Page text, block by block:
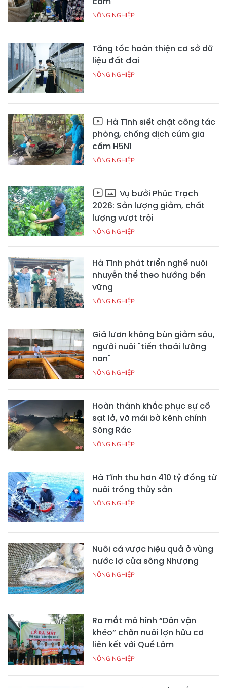
NÔNG NGHIỆP
Tăng tốc hoàn thiện cơ sở dữ
liệu đất đai
NÔNG NGHIỆP
Hà Tĩnh siết chặt công tác
phòng, chống dịch cúm gia
cầm H5N1
NÔNG NGHIỆP
Vụ bưởi Phúc Trạch
2026: Sản lượng giảm, chất
lượng vượt trội
NÔNG NGHIỆP
Hà Tĩnh phát triển nghề nuôi
nhuyễn thể theo hướng bền
vững
NÔNG NGHIỆP
Giá lươn không bùn giảm sâu,
người nuôi "tiến thoái lưỡng
nan"
NÔNG NGHIỆP
Hoàn thành khắc phục sự cố
sạt lở, vỡ mái bờ kênh chính
Sông Rác
NÔNG NGHIỆP
Hà Tĩnh thu hơn 410 tỷ đồng từ
nuôi trồng thủy sản
NÔNG NGHIỆP
Nuôi cá vược hiệu quả ở vùng
nước lợ cửa sông Nhượng
NÔNG NGHIỆP
Ra mắt mô hình “Dân vận
khéo” chăn nuôi lợn hữu cơ
liên kết với Quế Lâm
NÔNG NGHIỆP